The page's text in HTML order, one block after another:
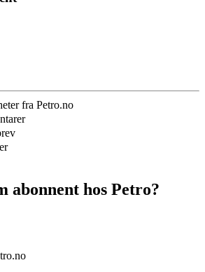
fra Petro.no
abonnent hos Petro?